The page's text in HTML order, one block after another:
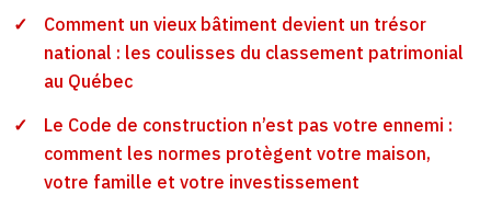
Comment un vieux bâtiment devient un trésor
national : les coulisses du classement patrimonial
au Québec
Le Code de construction n’est pas votre ennemi :
comment les normes protègent votre maison,
votre famille et votre investissement